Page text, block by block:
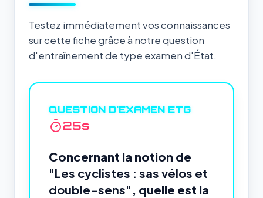
Testez immédiatement vos connaissances
sur cette fiche grâce à notre question
d'entraînement de type examen d'État.
QUESTION D'EXAMEN ETG
24s
Concernant la notion de
"Les cyclistes : sas vélos et
double-sens" , quelle est la